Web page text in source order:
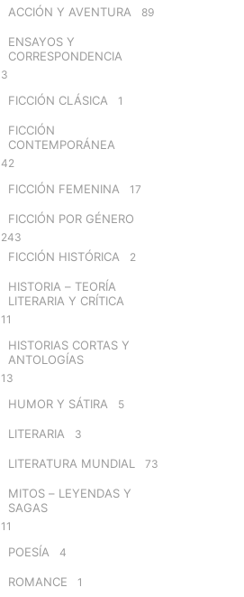
ACCIÓN Y AVENTURA 89
ENSAYOS Y
CORRESPONDENCIA
3
FICCIÓN CLÁSICA 1
FICCIÓN
CONTEMPORÁNEA
42
FICCIÓN FEMENINA 17
FICCIÓN POR GÉNERO
243
FICCIÓN HISTÓRICA 2
HISTORIA – TEORÍA
LITERARIA Y CRÍTICA
11
HISTORIAS CORTAS Y
ANTOLOGÍAS
13
HUMOR Y SÁTIRA 5
LITERARIA 3
LITERATURA MUNDIAL 73
MITOS – LEYENDAS Y
SAGAS
11
POESÍA 4
ROMANCE 1